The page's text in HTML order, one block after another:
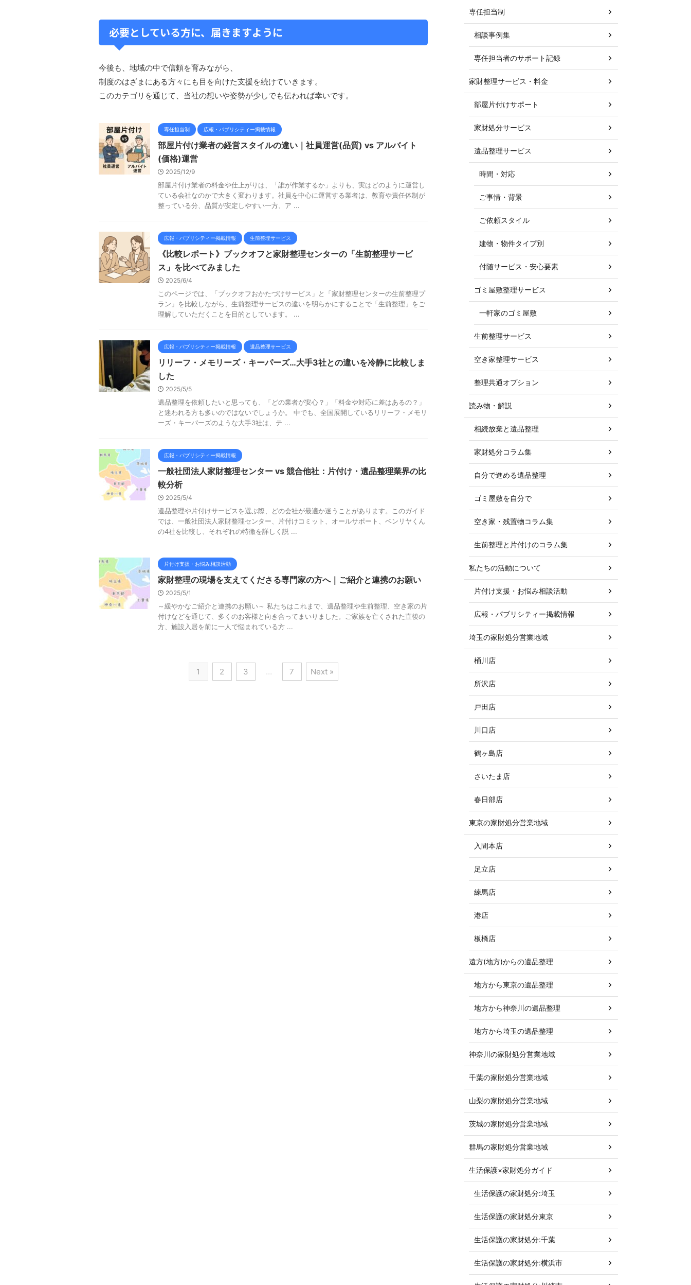
必要としている方に、届きますように
今後も、地域の中で信頼を育みながら、
制度のはざまにある方々にも目を向けた支援を続けていきます。
このカテゴリを通じて、当社の想いや姿勢が少しでも伝われば幸いです。
専任担当制 広報・パブリシティー掲載情報
部屋片付け業者の経営スタイルの違い｜社員運営(品質) vs アルバイト
(価格)運営
2025/12/9
部屋片付け業者の料金や仕上がりは、「誰が作業するか」よりも、実はどのように運営し
ている会社なのかで大きく変わります。社員を中心に運営する業者は、教育や責任体制が
整っている分、品質が安定しやすい一方、ア ...
広報・パブリシティー掲載情報 生前整理サービス
《比較レポート》ブックオフと家財整理センターの「生前整理サービ
ス」を比べてみました
2025/6/4
このページでは、「ブックオフおかたづけサービス」と「家財整理センターの生前整理プ
ラン」を比較しながら、生前整理サービスの違いを明らかにすることで「生前整理」をご
理解していただくことを目的としています。 ...
広報・パブリシティー掲載情報 遺品整理サービス
リリーフ・メモリーズ・キーパーズ…大手3社との違いを冷静に比較しま
した
2025/5/5
遺品整理を依頼したいと思っても、「どの業者が安心？」「料金や対応に差はあるの？」
と迷われる方も多いのではないでしょうか。 中でも、全国展開しているリリーフ・メモリ
ーズ・キーパーズのような大手3社は、テ ...
広報・パブリシティー掲載情報
一般社団法人家財整理センター vs 競合他社：片付け・遺品整理業界の比
較分析
2025/5/4
遺品整理や片付けサービスを選ぶ際、どの会社が最適か迷うことがあります。このガイド
では、一般社団法人家財整理センター、片付けコミット、オールサポート、ベンリヤくん
の4社を比較し、それぞれの特徴を詳しく説 ...
片付け支援・お悩み相談活動
家財整理の現場を支えてくださる専門家の方へ｜ご紹介と連携のお願い
2025/5/1
～緩やかなご紹介と連携のお願い～ 私たちはこれまで、遺品整理や生前整理、空き家の片
付けなどを通じて、多くのお客様と向き合ってまいりました。ご家族を亡くされた直後の
方、施設入居を前に一人で悩まれている方 ...
1 2 3 … 7 Next »
専任担当制
相談事例集
専任担当者のサポート記録
家財整理サービス・料金
部屋片付けサポート
家財処分サービス
遺品整理サービス
時間・対応
ご事情・背景
ご依頼スタイル
建物・物件タイプ別
付随サービス・安心要素
ゴミ屋敷整理サービス
一軒家のゴミ屋敷
生前整理サービス
空き家整理サービス
整理共通オプション
読み物・解説
相続放棄と遺品整理
家財処分コラム集
自分で進める遺品整理
ゴミ屋敷を自分で
空き家・残置物コラム集
生前整理と片付けのコラム集
私たちの活動について
片付け支援・お悩み相談活動
広報・パブリシティー掲載情報
埼玉の家財処分営業地域
桶川店
所沢店
戸田店
川口店
鶴ヶ島店
さいたま店
春日部店
東京の家財処分営業地域
入間本店
足立店
練馬店
港店
板橋店
遠方(地方)からの遺品整理
地方から東京の遺品整理
地方から神奈川の遺品整理
地方から埼玉の遺品整理
神奈川の家財処分営業地域
千葉の家財処分営業地域
山梨の家財処分営業地域
茨城の家財処分営業地域
群馬の家財処分営業地域
生活保護×家財処分ガイド
生活保護の家財処分:埼玉
生活保護の家財処分東京
生活保護の家財処分:千葉
生活保護の家財処分:横浜市